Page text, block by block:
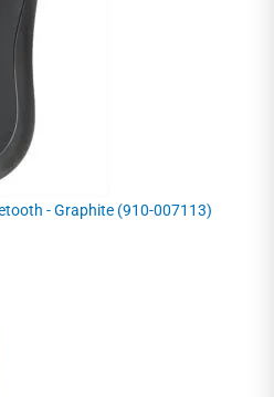
- Graphite (910-007113)